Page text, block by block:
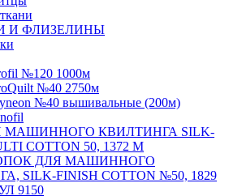
И ФЛИЗЕЛИНЫ
№120 1000м
№40 2750м
№40 вышивальные (200м)
МАШИННОГО КВИЛТИНГА SILK-
COTTON 50, 1372 М
ДЛЯ МАШИННОГО
SILK-FINISH COTTON №50, 1829
9150